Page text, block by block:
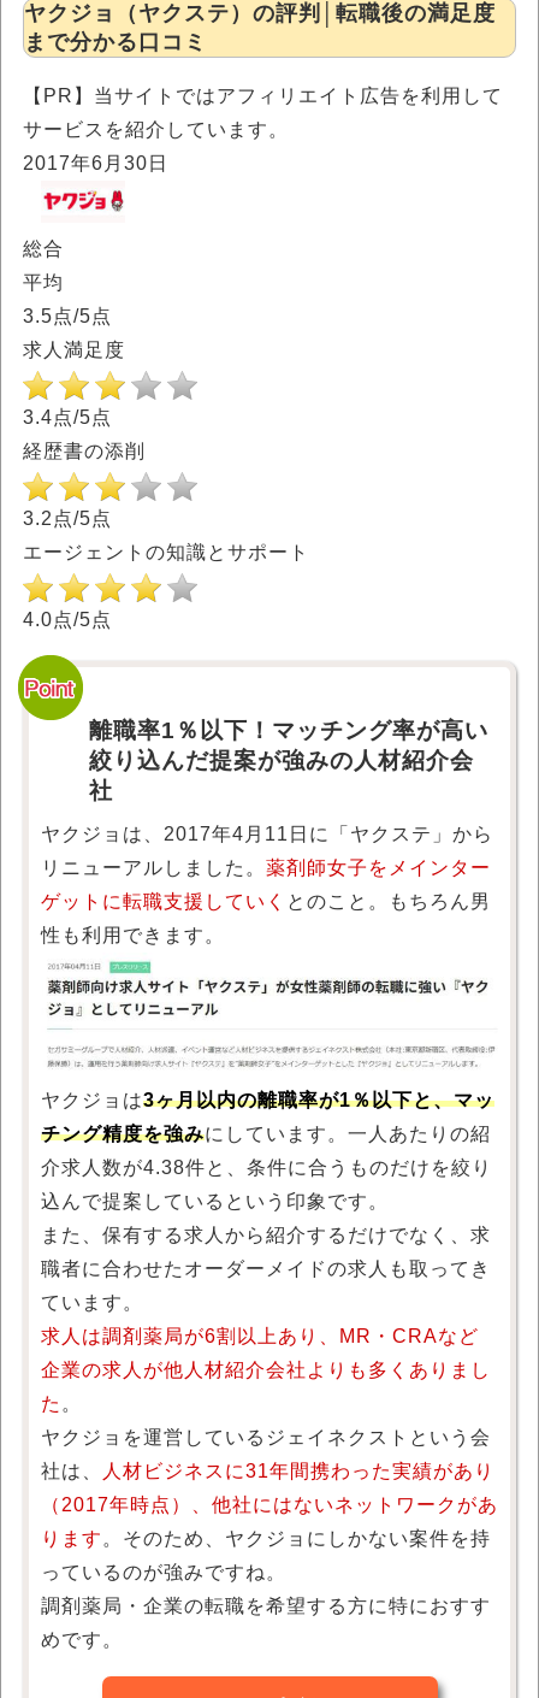
ヤクジョ（ヤクステ）の評判│転職後の満足度
まで分かる口コミ
【PR】当サイトではアフィリエイト広告を利用して
サービスを紹介しています。
2017年6月30日
総合
平均
3.5点/5点
求人満足度
3.4点/5点
経歴書の添削
3.2点/5点
エージェントの知識とサポート
4.0点/5点
離職率1％以下！マッチング率が高い
絞り込んだ提案が強みの人材紹介会
社
ヤクジョは、2017年4月11日に「ヤクステ」から
リニューアルしました。 薬剤師女子をメインター
ゲットに転職支援していく とのこと。もちろん男
性も利用できます。
ヤクジョは3ヶ月以内の離職率が1％以下と、マッ
チング精度を強みにしています。一人あたりの紹
介求人数が4.38件と、条件に合うものだけを絞り
込んで提案しているという印象です。
また、保有する求人から紹介するだけでなく、求
職者に合わせたオーダーメイドの求人も取ってき
ています。
求人は調剤薬局が6割以上あり、MR・CRAなど
企業の求人が他人材紹介会社よりも多くありまし
た 。
ヤクジョを運営しているジェイネクストという会
社は、
人材ビジネスに31年間携わった実績があり
（2017年時点）、他社にはないネットワークがあ
ります 。そのため、ヤクジョにしかない案件を持
っているのが強みですね。
調剤薬局・企業の転職を希望する方に特におすす
めです。